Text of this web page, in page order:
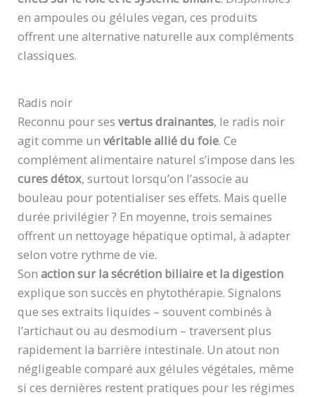
en ampoules ou gélules vegan, ces produits
offrent une alternative naturelle aux compléments
classiques.
Radis noir
Reconnu pour sesvertus drainantes, le radis noir
agit comme unvéritable allié du foie. Ce
complément alimentaire naturel s’impose dans les
cures détox, surtout lorsqu’on l’associe au
bouleau pour potentialiser ses effets. Mais quelle
durée privilégier ? En moyenne, trois semaines
offrent un nettoyage hépatique optimal, à adapter
selon votre rythme de vie.
Sonaction sur la sécrétion biliaire et la digestion
explique son succès en phytothérapie. Signalons
que ses extraits liquides – souvent combinés à
l’artichaut ou au desmodium – traversent plus
rapidement la barrière intestinale. Un atout non
négligeable comparé aux gélules végétales, même
si ces dernières restent pratiques pour les régimes